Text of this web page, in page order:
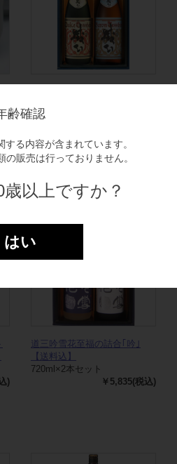
齢確認
する内容が含まれています。
の販売は行っておりません。
以上ですか？
はい
720ml×2本セット
)
道三吟雪花至福の詰合｢吟｣
【送料込】
720ml×2本セット
￥5,835(税込)